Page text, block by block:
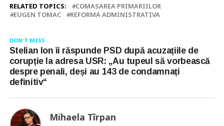
RELATED TOPICS:
COMASAREA PRIMARIILOR
EUGEN TOMAC
REFORMA ADMINISTRATIVA
DON'T MISS
Stelian Ion îi răspunde PSD după acuzațiile de
corupție la adresa USR: „Au tupeul să vorbească
despre penali, deși au 143 de condamnați
definitiv“
Mihaela Tîrpan